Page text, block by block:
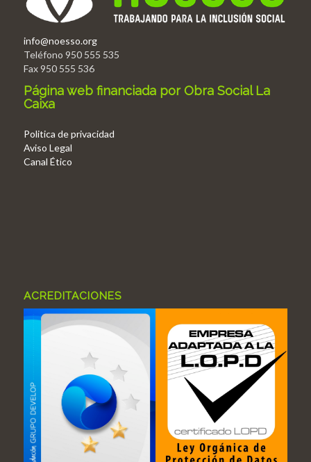
info@noesso.org
Teléfono 950 555 535
Fax 950 555 536
Página web financiada por Obra Social La
Caixa
Politica de privacidad
Aviso Legal
Canal Ético
ACREDITACIONES